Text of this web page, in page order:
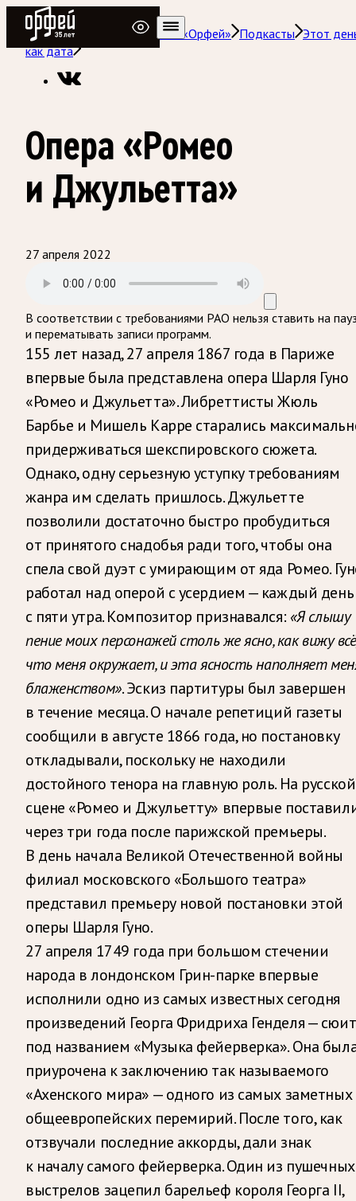
Радио Орфей
Радио классической музыки «Орфей» Подкасты Этот
как дата
Опера «Ромео
и Джульетта»
27 апреля 2022
В соответствии с требованиями РАО нельзя ставить на
и перематывать записи программ.
155 лет назад, 27 апреля 1867 года в Париже
впервые была представлена опера Шарля Гуно
«Ромео и Джульетта». Либреттисты Жюль
Барбье и Мишель Карре старались
придерживаться шекспировского сюжета.
Однако, одну серьезную уступку требованиям
жанра им сделать пришлось. Джульетте
позволили достаточно быстро пробудиться
от принятого снадобья ради того, чтобы она
спела свой дуэт с умирающим от яда Ромео.
работал над оперой с усердием — каждый день
с пяти утра. Композитор признавался: «Я слышу
пение моих персонажей столь же ясно, как вижу
что меня окружает, и эта ясность наполняет
блаженством». Эскиз партитуры был завершен
в течение месяца. О начале репетиций газеты
сообщили в августе 1866 года, но постановку
откладывали, поскольку не находили
достойного тенора на главную роль. На русской
сцене «Ромео и Джульетту» впервые
через три года после парижской премьеры.
В день начала Великой Отечественной войны
филиал московского «Большого театра»
представил премьеру новой постановки этой
оперы Шарля Гуно.
27 апреля 1749 года при большом стечении
народа в лондонском Грин-парке впервые
исполнили одно из самых известных сегодня
произведений Георга Фридриха Генделя —
под названием «Музыка фейерверка». Она
приурочена к заключению так называемого
«Ахенского мира» — одного из самых заметных
общеевропейских перемирий. После того, как
отзвучали последние аккорды, дали знак
к началу самого фейерверка. Один из пушечных
выстрелов зацепил барельеф короля Георга II,